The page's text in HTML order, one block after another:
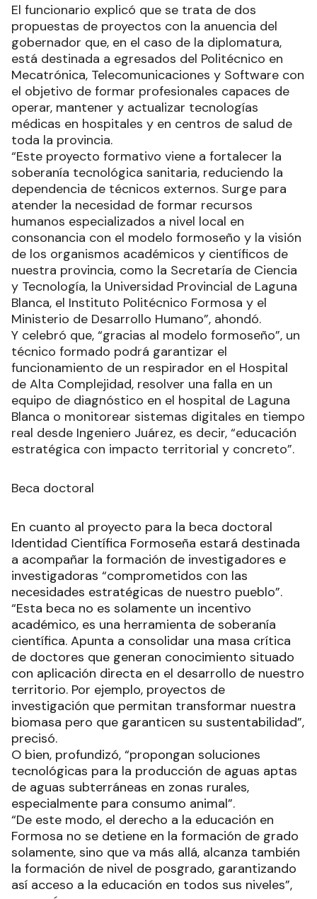
El funcionario explicó que se trata de dos
propuestas de proyectos con la anuencia del
gobernador que, en el caso de la diplomatura,
está destinada a egresados del Politécnico en
Mecatrónica, Telecomunicaciones y Software con
el objetivo de formar profesionales capaces de
operar, mantener y actualizar tecnologías
médicas en hospitales y en centros de salud de
toda la provincia.
“Este proyecto formativo viene a fortalecer la
soberanía tecnológica sanitaria, reduciendo la
dependencia de técnicos externos. Surge para
atender la necesidad de formar recursos
humanos especializados a nivel local en
consonancia con el modelo formoseño y la visión
de los organismos académicos y científicos de
nuestra provincia, como la Secretaría de Ciencia
y Tecnología, la Universidad Provincial de Laguna
Blanca, el Instituto Politécnico Formosa y el
Ministerio de Desarrollo Humano”, ahondó.
Y celebró que, “gracias al modelo formoseño”, un
técnico formado podrá garantizar el
funcionamiento de un respirador en el Hospital
de Alta Complejidad, resolver una falla en un
equipo de diagnóstico en el hospital de Laguna
Blanca o monitorear sistemas digitales en tiempo
real desde Ingeniero Juárez, es decir, “educación
estratégica con impacto territorial y concreto”.
Beca doctoral
En cuanto al proyecto para la beca doctoral
Identidad Científica Formoseña estará destinada
a acompañar la formación de investigadores e
investigadoras “comprometidos con las
necesidades estratégicas de nuestro pueblo”.
“Esta beca no es solamente un incentivo
académico, es una herramienta de soberanía
científica. Apunta a consolidar una masa crítica
de doctores que generan conocimiento situado
con aplicación directa en el desarrollo de nuestro
territorio. Por ejemplo, proyectos de
investigación que permitan transformar nuestra
biomasa pero que garanticen su sustentabilidad”,
precisó.
O bien, profundizó, “propongan soluciones
tecnológicas para la producción de aguas aptas
de aguas subterráneas en zonas rurales,
especialmente para consumo animal”.
“De este modo, el derecho a la educación en
Formosa no se detiene en la formación de grado
solamente, sino que va más allá, alcanza también
la formación de nivel de posgrado, garantizando
así acceso a la educación en todos sus niveles”,